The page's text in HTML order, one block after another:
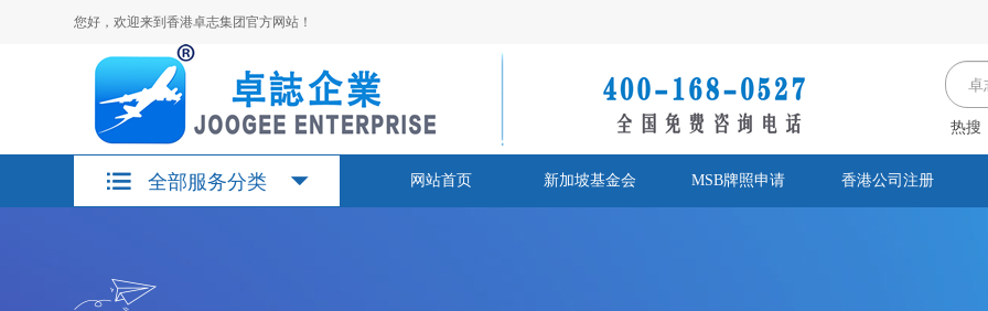
您好，欢迎来到香港卓志集团官方网站！
热搜
全部服务分类 网站首页 新加坡基金会 MSB牌照申请 香港公司注册